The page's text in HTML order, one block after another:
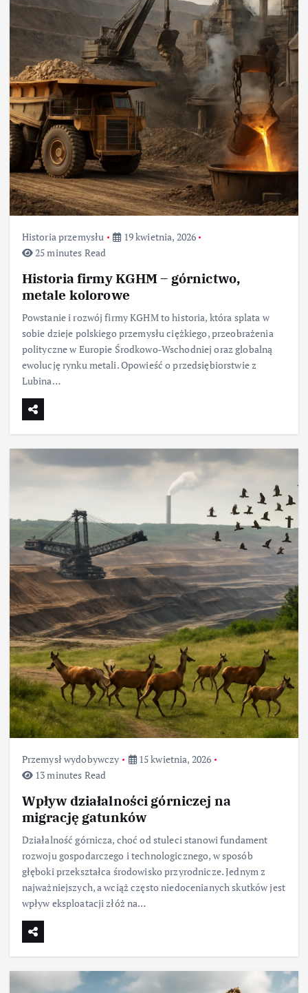
Historia przemysłu
19 kwietnia, 2026
25 minutes Read
Historia firmy KGHM – górnictwo,
metale kolorowe
Powstanie i rozwój firmy KGHM to historia, która splata w
sobie dzieje polskiego przemysłu ciężkiego, przeobrażenia
polityczne w Europie Środkowo‑Wschodniej oraz globalną
ewolucję rynku metali. Opowieść o przedsiębiorstwie z
Lubina…
Przemysł wydobywczy
15 kwietnia, 2026
13 minutes Read
Wpływ działalności górniczej na
migrację gatunków
Działalność górnicza, choć od stuleci stanowi fundament
rozwoju gospodarczego i technologicznego, w sposób
głęboki przekształca środowisko przyrodnicze. Jednym z
najważniejszych, a wciąż często niedocenianych skutków jest
wpływ eksploatacji złóż na…